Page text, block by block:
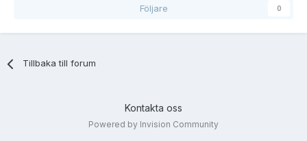
Följare 0
Tillbaka till forum
Kontakta oss
Powered by Invision Community